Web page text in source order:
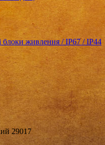
живлення / IP67 / IP44
29017